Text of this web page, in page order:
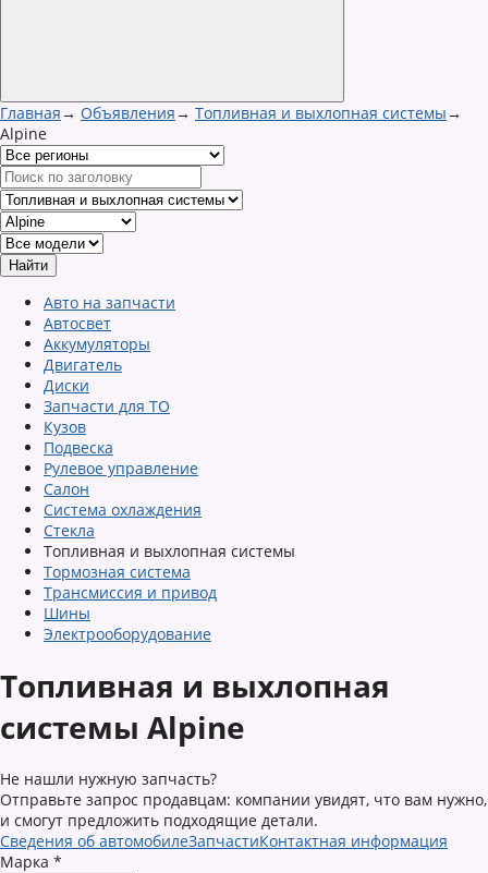
Главная→ Объявления→ Топливная и выхлопная системы→
Alpine
Авто на запчасти
Автосвет
Аккумуляторы
Двигатель
Диски
Запчасти для ТО
Кузов
Подвеска
Рулевое управление
Салон
Система охлаждения
Стекла
Топливная и выхлопная системы
Тормозная система
Трансмиссия и привод
Шины
Электрооборудование
Топливная и выхлопная
системы Alpine
Не нашли нужную запчасть?
Отправьте запрос продавцам: компании увидят, что вам нужно,
и смогут предложить подходящие детали.
Сведения об автомобилеЗапчастиКонтактная информация
Марка *